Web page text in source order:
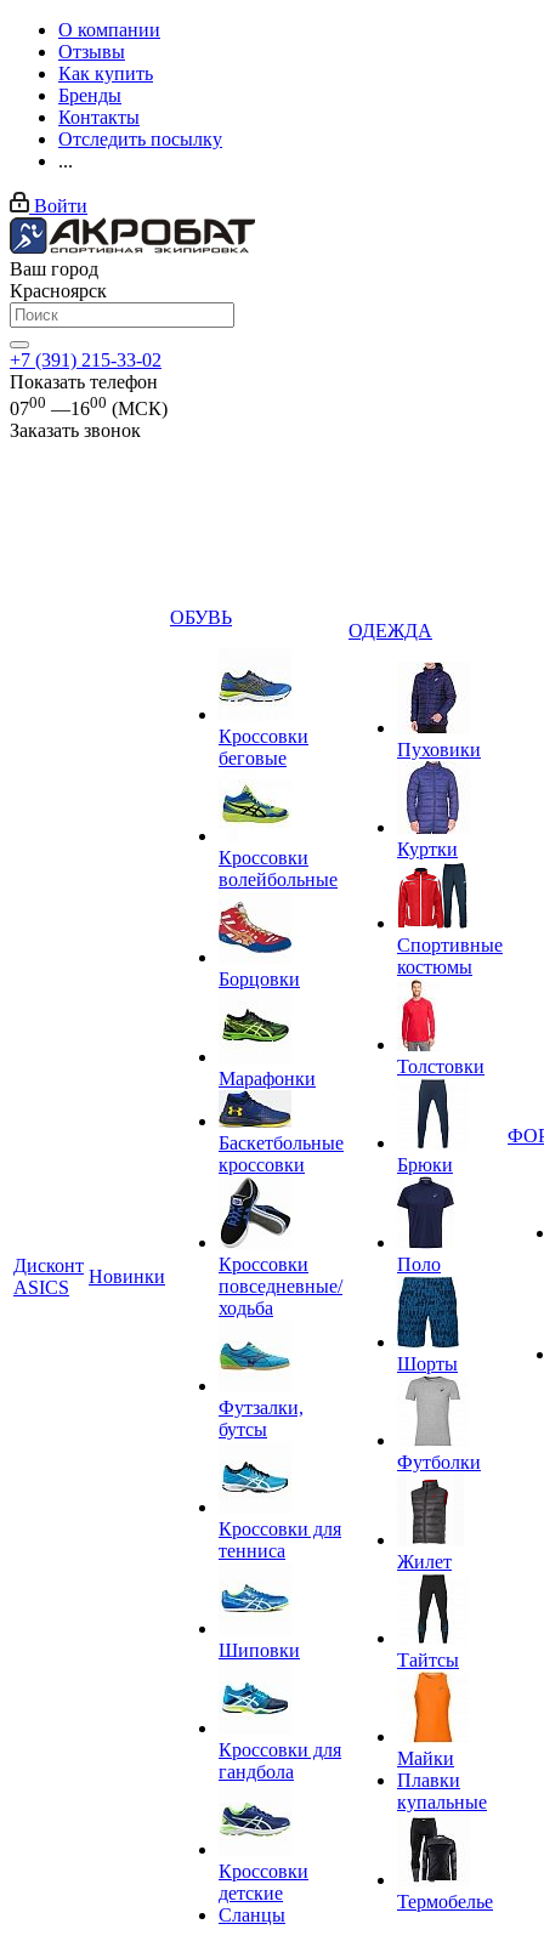
О компании
Отзывы
Как купить
Бренды
Контакты
Отследить посылку
...
Войти
Ваш город
Красноярск
+7 (391) 215-33-02
Показать телефон
0700 —1600 (МСК)
Заказать звонок
Дисконт
ASICS
Новинки
ОБУВЬ
Кроссовки
беговые
Кроссовки
волейбольные
Борцовки
Марафонки
Баскетбольные
кроссовки
Кроссовки
повседневные/
ходьба
Футзалки,
бутсы
Кроссовки для
тенниса
Шиповки
Кроссовки для
гандбола
Кроссовки
детские
Сланцы
ОДЕЖДА
Пуховики
Куртки
Спортивные
костюмы
Толстовки
Брюки
Поло
Шорты
Футболки
Жилет
Тайтсы
Майки
Плавки
купальные
Термобелье